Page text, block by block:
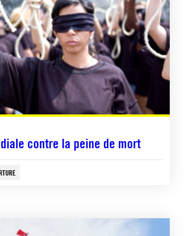
contre la peine de mort